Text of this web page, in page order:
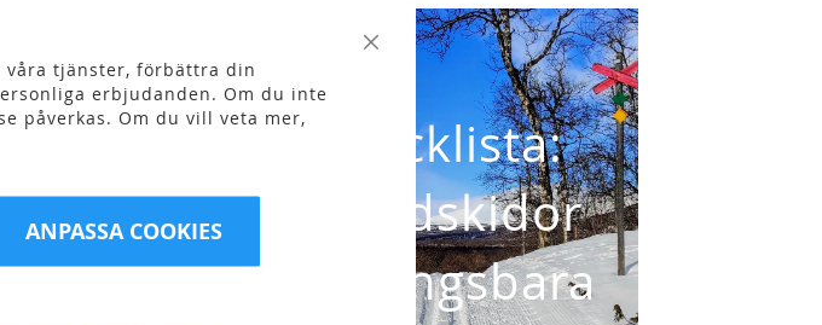
våra tjänster, förbättra din
erbjudanden. Om du inte
påverkas. Om du vill veta mer,
ANPASSA COOKIES
Checklista:
Längdskidor
Vallningsbara